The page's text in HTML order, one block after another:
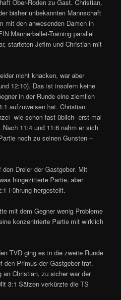
Ober-Roden zu Gast. Christian,
bisher unbekannten Mannschaft
mit den anwesenden Damen in
Männerballet-Training parallel
starteten Jefim und Christian mit
nicht knacken, war aber
12:10). Das ist insofern keine
in der Runde eine ziemlich
aufzuweisen hat. Christian
-wie schon fast üblich- erst mal
Nach 11:4 und 11:6 nahm er sich
noch zu seinen Gunsten –
Dreier der Gastgeber. Mit
hingezitterte Partie, aber
Führung hergestellt.
mit dem Gegner wenig Probleme
konzentrierte Partie mit wirklich
TVD ging es in die zweite Runde
den Primus der Gastgeber traf.
Christian, zu sicher war der
3:1 Sätzen verkürzte die TS